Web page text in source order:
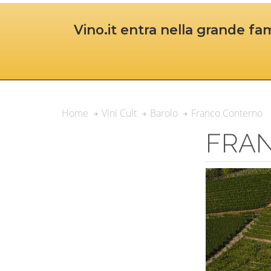
Vino.it entra nella grande
Home Vini Cult Barolo Franco Conterno